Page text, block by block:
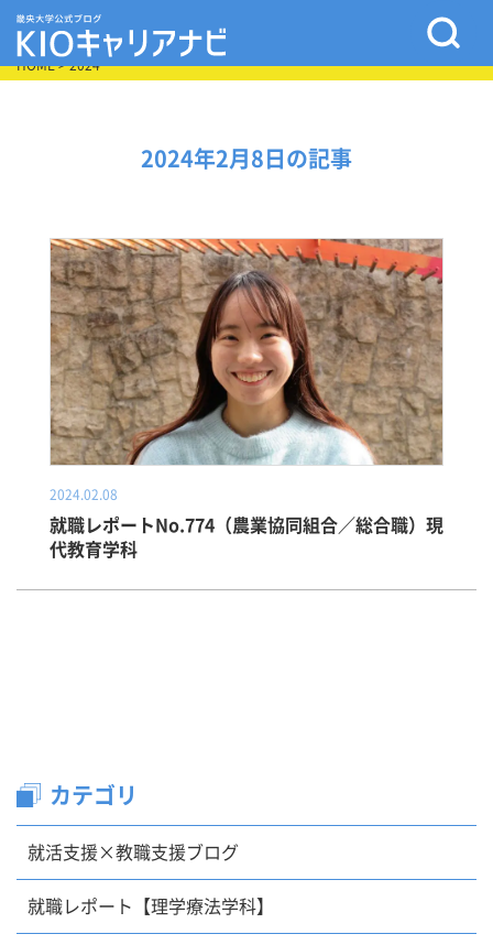
HOME> 2024
2024年2月8日の記事
2024.02.08
就職レポートNo.774（農業協同組合／総合職）現
代教育学科
カテゴリ
就活支援×教職支援ブログ
就職レポート【理学療法学科】